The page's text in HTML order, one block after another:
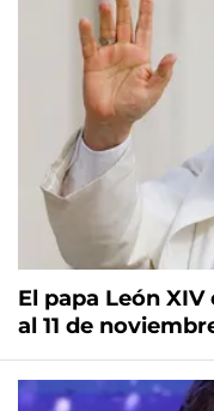
El papa León
al 11 de